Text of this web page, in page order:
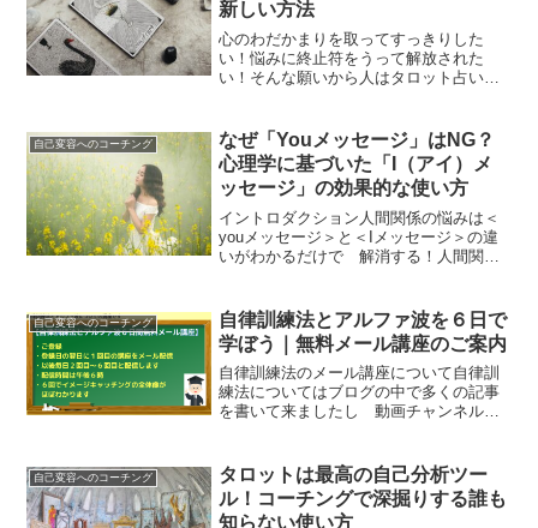
新しい方法
心のわだかまりを取ってすっきりした
い！悩みに終止符をうって解放された
い！そんな願いから人はタロット占いに
時間現実逃避することが多いかもしれま
せんでも本当はタロットは現実...
自己変容へのコーチング
なぜ「Youメッセージ」はNG？
心理学に基づいた「I（アイ）メ
ッセージ」の効果的な使い方
イントロダクション人間関係の悩みは＜
youメッセージ＞と＜Iメッセージ＞の違
いがわかるだけで 解消する！人間関係
にあることがほとんどです。たとえば
――「あなたはいつもそ...
自己変容へのコーチング
自律訓練法とアルファ波を６日で
学ぼう｜無料メール講座のご案内
自律訓練法のメール講座について自律訓
練法についてはブログの中で多くの記事
を書いて来ましたし 動画チャンネルで
き どんな順番で読んだり見たりしたら
いいかわからないそんな声もい...
自己変容へのコーチング
タロットは最高の自己分析ツー
ル！コーチングで深掘りする誰も
知らない使い方